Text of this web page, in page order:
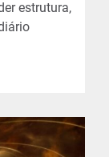
estrutura,